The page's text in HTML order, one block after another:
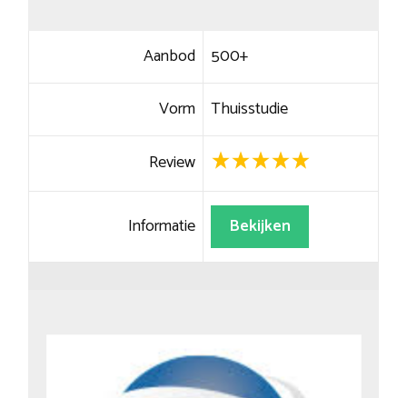
Aanbod 500+
Vorm Thuisstudie
Review
Informatie Bekijken